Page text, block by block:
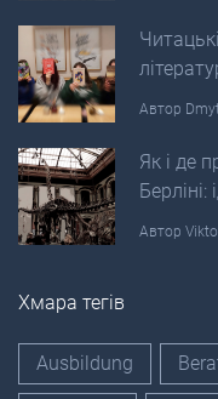
Автор
Як і де
Берліні:
Автор
Хмара тегів
Ausbildung